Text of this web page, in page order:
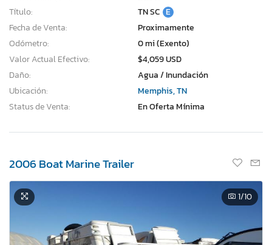
Título:
TN SC E
Fecha de Venta:
Proximamente
Odómetro:
0 mi (Exento)
Valor Actual Efectivo:
$4,059 USD
Daño:
Agua / Inundación
Ubicación:
Memphis, TN
Status de Venta:
En Oferta Mínima
2006 Boat Marine Trailer
1/10